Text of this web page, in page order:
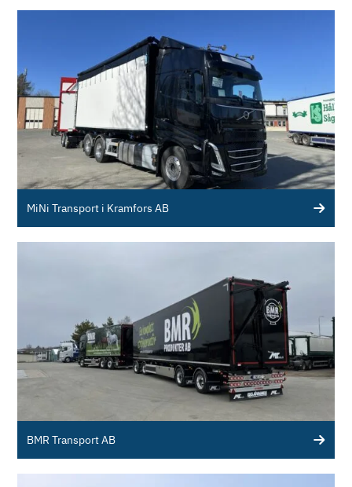
MiNi Transport i Kramfors AB
BMR Transport AB